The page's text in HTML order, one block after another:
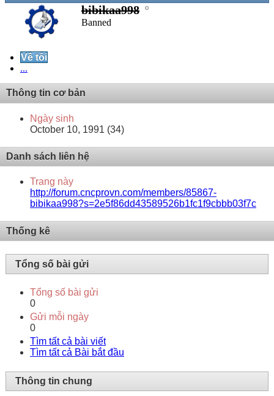
bibikaa998
Banned
Về tôi
...
Thông tin cơ bản
Ngày sinh
October 10, 1991 (34)
Danh sách liên hệ
Trang này
http://forum.cncprovn.com/members/85867-
bibikaa998?s=2e5f86dd43589526b1fc1f9cbbb03f7c
Thống kê
Tổng số bài gửi
Tổng số bài gửi
0
Gửi mỗi ngày
0
Tìm tất cả bài viết
Tìm tất cả Bài bắt đầu
Thông tin chung